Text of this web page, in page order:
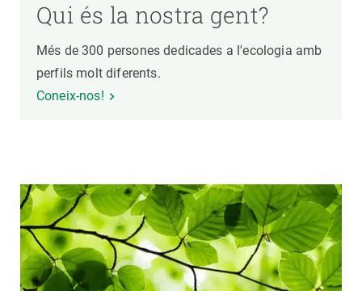
Qui és la nostra gent?
Més de 300 persones dedicades a l'ecologia amb
perfils molt diferents.
Coneix-nos!